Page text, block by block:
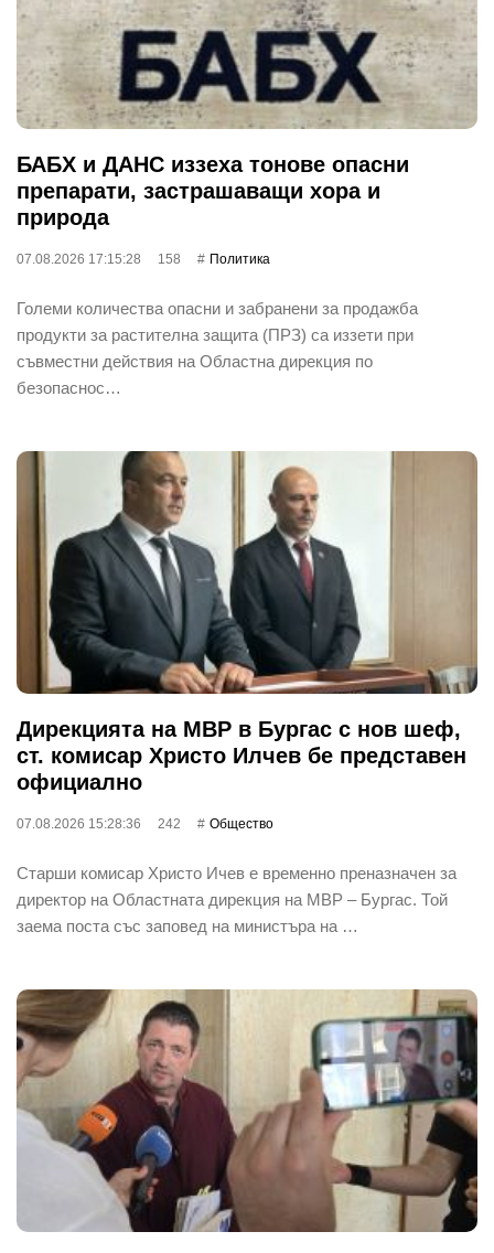
БАБХ и ДАНС иззеха тонове опасни
препарати, застрашаващи хора и
природа
07.08.2026 17:15:28 158 Политика
Големи количества опасни и забранени за продажба
продукти за растителна защита (ПРЗ) са иззети при
съвместни действия на Областна дирекция по
безопаснос…
Дирекцията на МВР в Бургас с нов шеф,
ст. комисар Христо Илчев бе представен
официално
07.08.2026 15:28:36 242 Общество
Старши комисар Христо Ичев е временно преназначен за
директор на Областната дирекция на МВР – Бургас. Той
заема поста със заповед на министъра на …